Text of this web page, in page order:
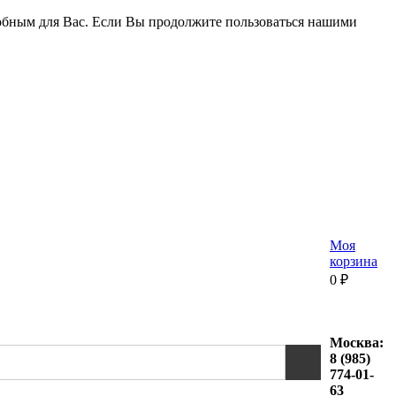
для Вас. Если Вы продолжите пользоваться нашими
Моя
корзина
0 ₽
Москва:
8 (985)
774-01-
63